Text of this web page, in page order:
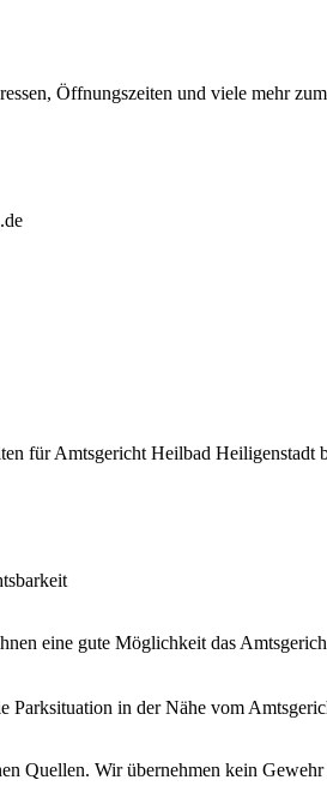
Öffnungszeiten und viele mehr
für Amtsgericht Heilbad Heiligenstadt
eine gute Möglichkeit das
Parksituation in der Nähe vom
Quellen. Wir übernehmen kein